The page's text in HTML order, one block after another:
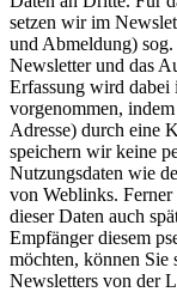
setzen wir im
und Abmeldung)
Newsletter und das
Erfassung wird dabei
vorgenommen,
Adresse) durch eine
speichern wir keine
Nutzungsdaten wie
von Weblinks. Ferner
dieser Daten auch
Empfänger diesem
möchten, können Sie
Newsletters von der